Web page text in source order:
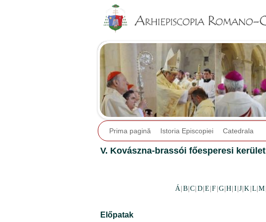
Prima pagină Istoria Episcopiei Catedrala
V. Kovászna-brassói főesperesi kerület
Á B |C D E |F G |H I |J |K L |M
Előpatak